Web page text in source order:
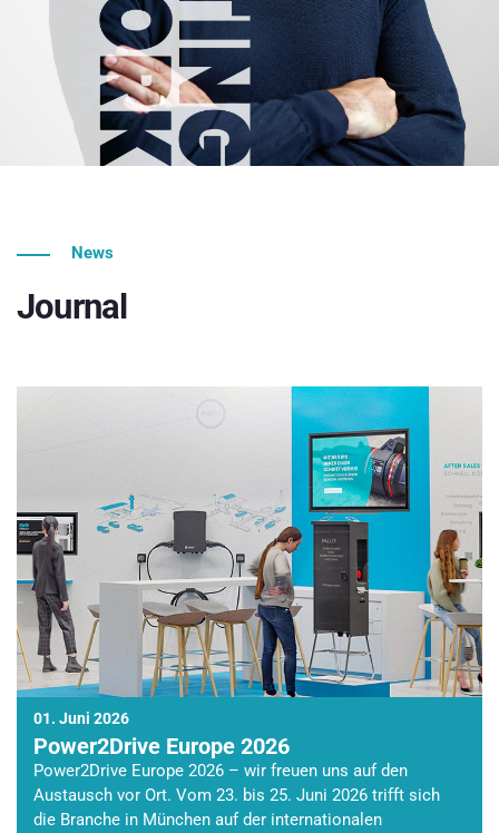
News
Journal
01. Juni 2026
Power2Drive Europe 2026
Power2Drive Europe 2026 – wir freuen uns auf den
Austausch vor Ort. Vom 23. bis 25. Juni 2026 trifft sich
die Branche in München auf der internationalen